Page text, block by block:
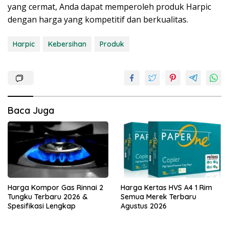
yang cermat, Anda dapat memperoleh produk Harpic
dengan harga yang kompetitif dan berkualitas.
Harpic Kebersihan Produk
Baca Juga
Harga Kompor Gas Rinnai 2
Tungku Terbaru 2026 &
Spesifikasi Lengkap
Harga Kertas HVS A4 1 Rim
Semua Merek Terbaru
Agustus 2026